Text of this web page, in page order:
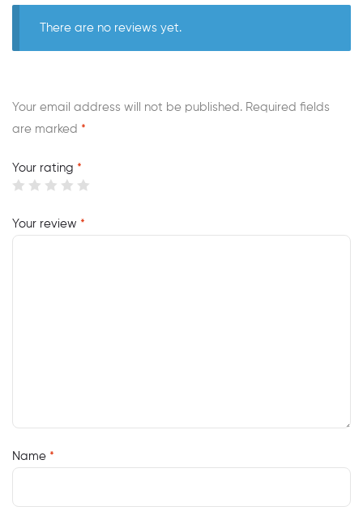
There are no reviews yet.
Your email address will not be published. Required fields
are marked *
Your rating *
Your review *
Name *